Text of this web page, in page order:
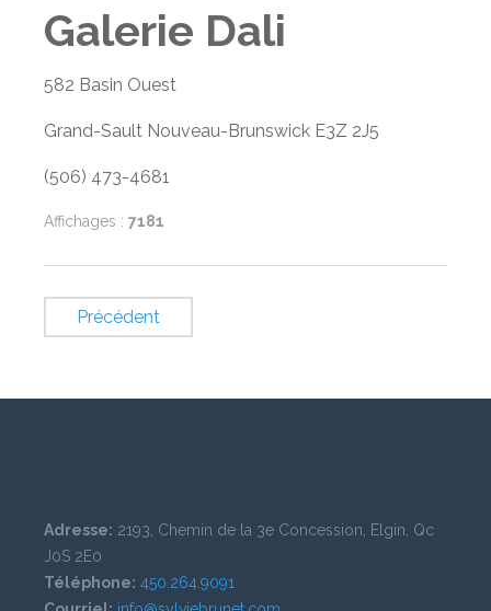
Galerie Dali
582 Basin Ouest
Grand-Sault Nouveau-Brunswick E3Z 2J5
(506) 473-4681
Affichages : 7181
Précédent
Adresse: 2193, Chemin de la 3e Concession, Elgin, Qc
J0S 2E0
Téléphone: 450.264.9091